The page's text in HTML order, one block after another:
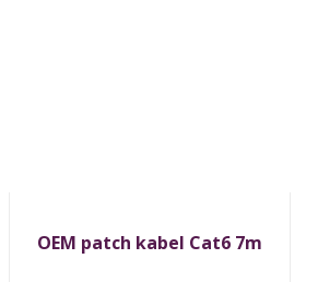
OEM patch kabel Cat6 7m